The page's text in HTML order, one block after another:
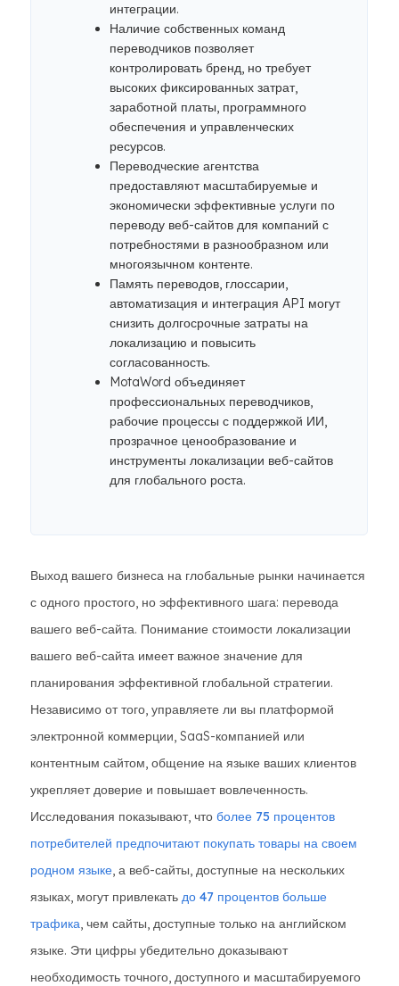
интеграции.
Наличие собственных команд
переводчиков позволяет
контролировать бренд, но требует
высоких фиксированных затрат,
заработной платы, программного
обеспечения и управленческих
ресурсов.
Переводческие агентства
предоставляют масштабируемые и
экономически эффективные услуги по
переводу веб-сайтов для компаний с
потребностями в разнообразном или
многоязычном контенте.
Память переводов, глоссарии,
автоматизация и интеграция API могут
снизить долгосрочные затраты на
локализацию и повысить
согласованность.
MotaWord объединяет
профессиональных переводчиков,
рабочие процессы с поддержкой ИИ,
прозрачное ценообразование и
инструменты локализации веб-сайтов
для глобального роста.
Выход вашего бизнеса на глобальные рынки начинается
с одного простого, но эффективного шага: перевода
вашего веб-сайта. Понимание стоимости локализации
вашего веб-сайта имеет важное значение для
планирования эффективной глобальной стратегии.
Независимо от того, управляете ли вы платформой
электронной коммерции, SaaS-компанией или
контентным сайтом, общение на языке ваших клиентов
укрепляет доверие и повышает вовлеченность.
Исследования показывают, что более 75 процентов
потребителей предпочитают покупать товары на своем
родном языке, а веб-сайты, доступные на нескольких
языках, могут привлекать до 47 процентов больше
трафика, чем сайты, доступные только на английском
языке. Эти цифры убедительно доказывают
необходимость точного, доступного и масштабируемого